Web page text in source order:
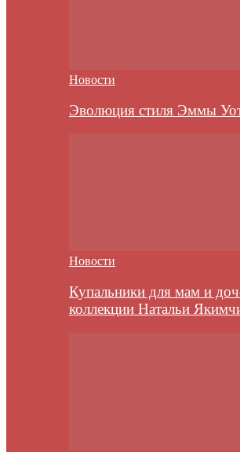
Новости
Эволюция стиля Эммы
Новости
Купальники для мам и
коллекции Натальи